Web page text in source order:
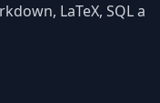
LaTeX, SQL a